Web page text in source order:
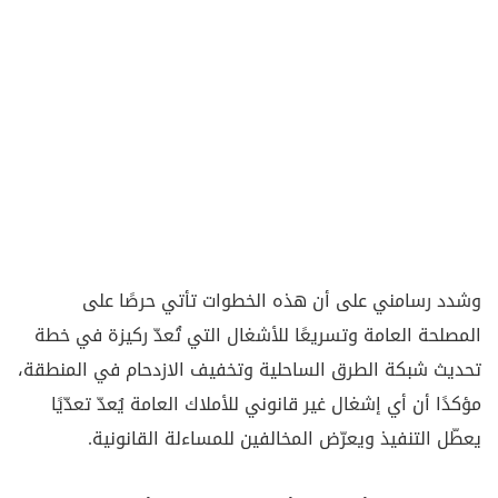
وشدد رسامني على أن هذه الخطوات تأتي حرصًا على
المصلحة العامة وتسريعًا للأشغال التي تُعدّ ركيزة في خطة
تحديث شبكة الطرق الساحلية وتخفيف الازدحام في المنطقة،
مؤكدًا أن أي إشغال غير قانوني للأملاك العامة يُعدّ تعدّيًا
يعطّل التنفيذ ويعرّض المخالفين للمساءلة القانونية.